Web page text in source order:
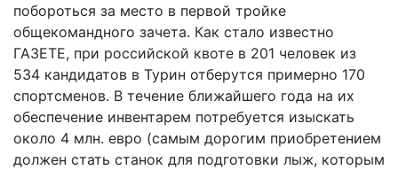
побороться за место в первой тройке
общекомандного зачета. Как стало известно
ГАЗЕТЕ, при российской квоте в 201 человек из
534 кандидатов в Турин отберутся примерно 170
спортсменов. В течение ближайшего года на их
обеспечение инвентарем потребуется изыскать
около 4 млн. евро (самым дорогим приобретением
должен стать станок для подготовки лыж, которым